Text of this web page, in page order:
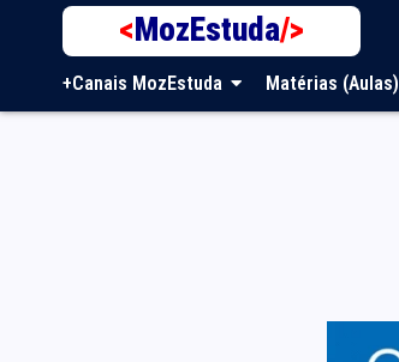
<MozEstuda/>
+Canais MozEstuda Matérias (Aulas)